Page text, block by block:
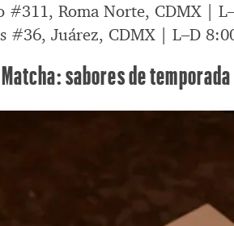
#311, Roma Norte, CDMX |
#36, Juárez, CDMX | L–D
sabores de